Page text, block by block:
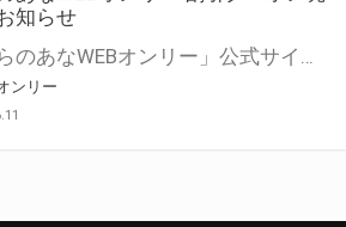
知らせ
「とらのあなWEBオンリー」公式サイトでとらのあな通販の「割引クーポン」を配布中！ イベントごとに開催当日限定で使える割引クーポンのシリアルコードを発行します。 とらのあなWEBオンリーのページをチェックして、イベント当日にお得にお買い物を楽しみましょう♪ ※本キャンペーンは予告なく終了する場合がございます。 とらのあなWEBオンリーサイトはこちら
ンリー